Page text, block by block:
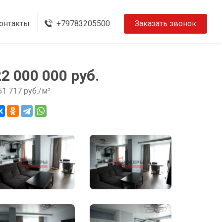
+79783205500 Заказать звонок
000 000 руб.
717 руб./м²